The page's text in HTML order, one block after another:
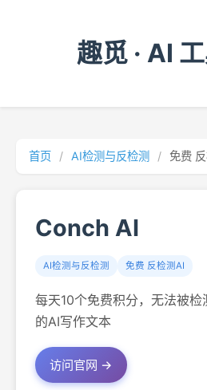
趣觅 · AI
首页 / AI检测与反检测 / 免费
Conch AI
AI检测与反检测 免费 反检测AI
每天10个免费积分，无法被
的AI写作文本
访问官网 →